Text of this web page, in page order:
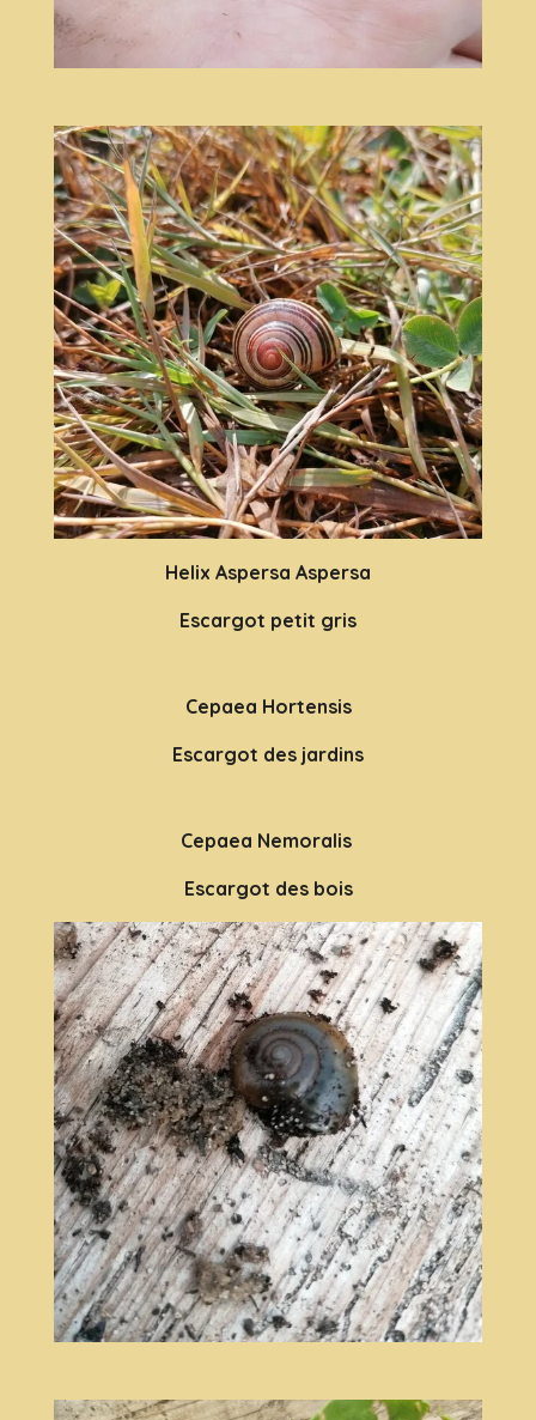
Helix Aspersa Aspersa
Escargot petit gris
Cepaea Hortensis
Escargot des jardins
Cepaea Nemoralis
Escargot des bois